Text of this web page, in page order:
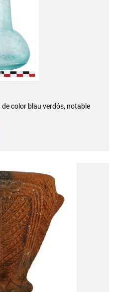
color blau verdós, notable